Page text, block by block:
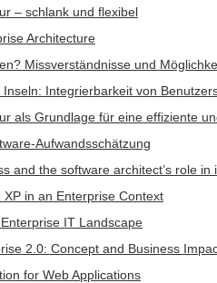
– schlank und flexibel
Architecture
Missverständnisse und
Integrierbarkeit von
als Grundlage für eine effiziente
Aufwandsschätzung
and the software architect’s role in
in an Enterprise Context
IT Landscape
2.0: Concept and Business
for Web Applications